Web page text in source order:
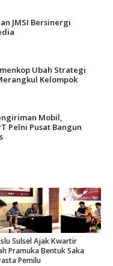
JMSI Bersinergi
Ubah Strategi
Kelompok
Mobil,
Pelni Pusat Bangun
Sulsel Ajak Kwartir
Pramuka Bentuk Saka
Pemilu